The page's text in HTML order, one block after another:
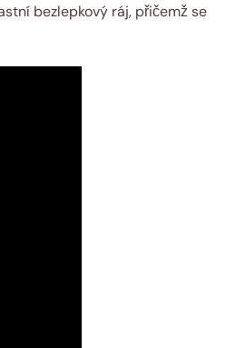
bezlepkový ráj, přičemž se